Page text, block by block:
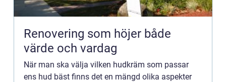
Renovering som höjer både
värde och vardag
När man ska välja vilken hudkräm som passar
ens hud bäst finns det en mängd olika aspekter